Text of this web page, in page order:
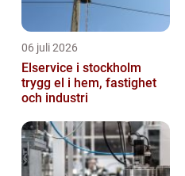
06 juli 2026
Elservice i stockholm
trygg el i hem, fastighet
och industri